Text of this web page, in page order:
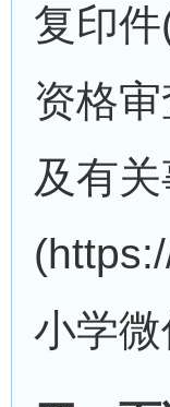
复印
资格
及有
小学微